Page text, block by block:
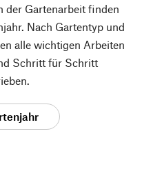
der Gartenarbeit finden
Nach Gartentyp und
alle wichtigen Arbeiten
Schritt für Schritt